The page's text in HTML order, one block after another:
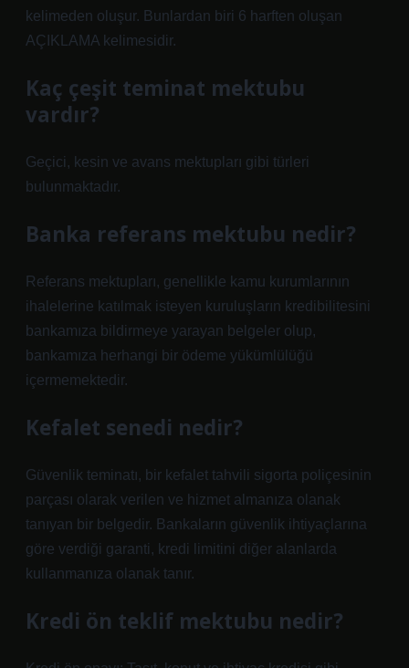
kelimeden oluşur. Bunlardan biri 6 harften oluşan
AÇIKLAMA kelimesidir.
Kaç çeşit teminat mektubu
vardır?
Geçici, kesin ve avans mektupları gibi türleri
bulunmaktadır.
Banka referans mektubu nedir?
Referans mektupları, genellikle kamu kurumlarının
ihalelerine katılmak isteyen kuruluşların kredibilitesini
bankamıza bildirmeye yarayan belgeler olup,
bankamıza herhangi bir ödeme yükümlülüğü
içermemektedir.
Kefalet senedi nedir?
Güvenlik teminatı, bir kefalet tahvili sigorta poliçesinin
parçası olarak verilen ve hizmet almanıza olanak
tanıyan bir belgedir. Bankaların güvenlik ihtiyaçlarına
göre verdiği garanti, kredi limitini diğer alanlarda
kullanmanıza olanak tanır.
Kredi ön teklif mektubu nedir?